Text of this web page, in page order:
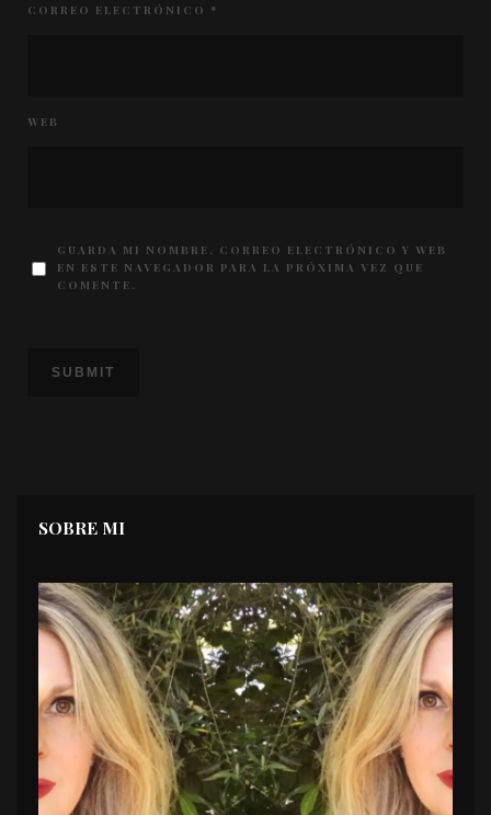
CORREO ELECTRÓNICO *
WEB
GUARDA MI NOMBRE, CORREO ELECTRÓNICO Y WEB
EN ESTE NAVEGADOR PARA LA PRÓXIMA VEZ QUE
COMENTE.
SOBRE MI